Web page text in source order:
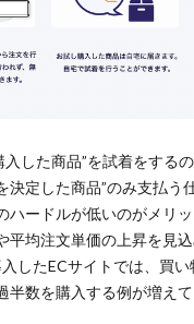
入した商品”を試着をする
決定した商品”のみ支払う
ハードルが低いのがメリ
平均注文単価の上昇を見込
したECサイトでは、買
半数を購入する例が増えて